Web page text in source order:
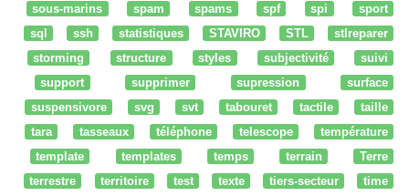
sous-marins
spam spams spf spi
sport
sql
ssh statistiques STAVIRO STL
stlreparer
storming
structure styles subjectivité
suivi
support
supprimer supression
surface
suspensivore
svg svt tabouret tactile
taille
tara
tasseaux téléphone telescope
température
template
templates temps terrain
Terre
terrestre
territoire test texte tiers-secteur
time